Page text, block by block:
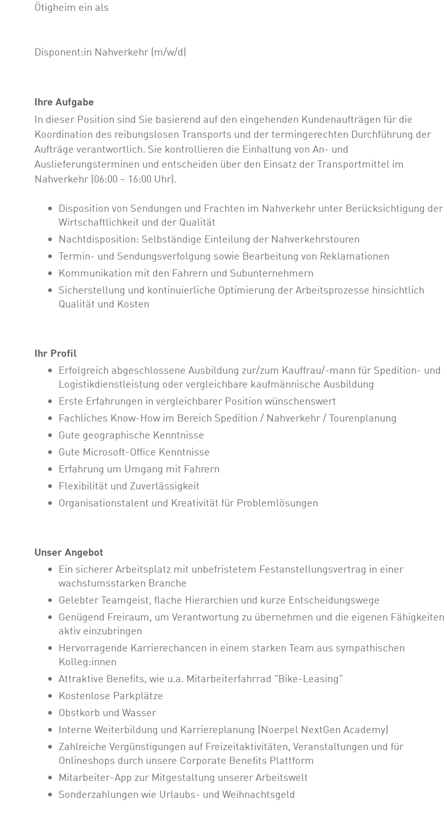
Ötigheim ein als
Disponent:in Nahverkehr (m/w/d)
Ihre Aufgabe
In dieser Position sind Sie basierend auf den eingehenden Kundenaufträgen für die
Koordination des reibungslosen Transports und der termingerechten Durchführung der
Aufträge verantwortlich. Sie kontrollieren die Einhaltung von An- und
Auslieferungsterminen und entscheiden über den Einsatz der Transportmittel im
Nahverkehr (06:00 – 16:00 Uhr).
Disposition von Sendungen und Frachten im Nahverkehr unter Berücksichtigung der
Wirtschaftlichkeit und der Qualität
Nachtdisposition: Selbständige Einteilung der Nahverkehrstouren
Termin- und Sendungsverfolgung sowie Bearbeitung von Reklamationen
Kommunikation mit den Fahrern und Subunternehmern
Sicherstellung und kontinuierliche Optimierung der Arbeitsprozesse hinsichtlich
Qualität und Kosten
Ihr Profil
Erfolgreich abgeschlossene Ausbildung zur/zum Kauffrau/-mann für Spedition- und
Logistikdienstleistung oder vergleichbare kaufmännische Ausbildung
Erste Erfahrungen in vergleichbarer Position wünschenswert
Fachliches Know-How im Bereich Spedition / Nahverkehr / Tourenplanung
Gute geographische Kenntnisse
Gute Microsoft-Office Kenntnisse
Erfahrung um Umgang mit Fahrern
Flexibilität und Zuverlässigkeit
Organisationstalent und Kreativität für Problemlösungen
Unser Angebot
Ein sicherer Arbeitsplatz mit unbefristetem Festanstellungsvertrag in einer
wachstumsstarken Branche
Gelebter Teamgeist, flache Hierarchien und kurze Entscheidungswege
Genügend Freiraum, um Verantwortung zu übernehmen und die eigenen Fähigkeiten
aktiv einzubringen
Hervorragende Karrierechancen in einem starken Team aus sympathischen
Kolleg:innen
Attraktive Benefits, wie u.a. Mitarbeiterfahrrad "Bike-Leasing"
Kostenlose Parkplätze
Obstkorb und Wasser
Interne Weiterbildung und Karriereplanung (Noerpel NextGen Academy)
Zahlreiche Vergünstigungen auf Freizeitaktivitäten, Veranstaltungen und für
Onlineshops durch unsere Corporate Benefits Plattform
Mitarbeiter-App zur Mitgestaltung unserer Arbeitswelt
Sonderzahlungen wie Urlaubs- und Weihnachtsgeld